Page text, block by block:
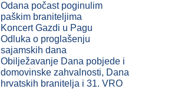
Odana počast poginulim
paškim braniteljima
Koncert Gazdi u Pagu
Odluka o proglašenju
sajamskih dana
Obilježavanje Dana pobjede i
domovinske zahvalnosti, Dana
hrvatskih branitelja i 31. VRO